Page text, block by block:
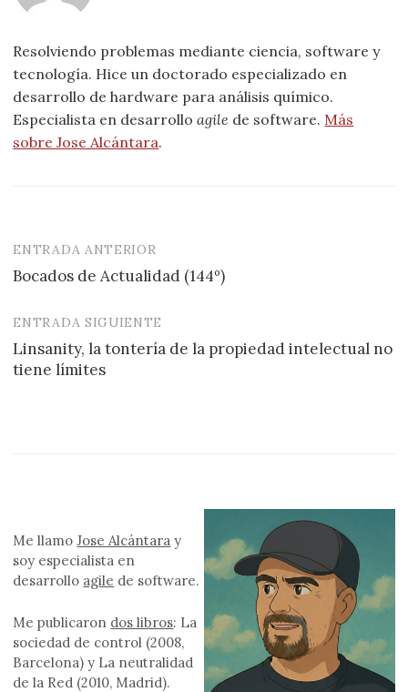
Resolviendo problemas mediante ciencia, software y
tecnología. Hice un doctorado especializado en
desarrollo de hardware para análisis químico.
Especialista en desarrolloagile de software. Más
sobre Jose Alcántara.
Navegación
de
entradas
ENTRADA ANTERIOR
Bocados de Actualidad (144º)
ENTRADA SIGUIENTE
Linsanity, la tontería de la propiedad intelectual no
tiene límites
Me llamoJose Alcántara y
soy especialista en
desarrollo agile de software.
Me publicaron dos libros: La
sociedad de control (2008,
Barcelona) y La neutralidad
de la Red (2010, Madrid).